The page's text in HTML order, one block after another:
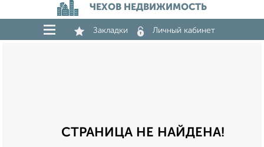
ЧЕХОВ НЕДВИЖИМОСТЬ
Закладки Личный кабинет
СТРАНИЦА НЕ НАЙДЕНА!